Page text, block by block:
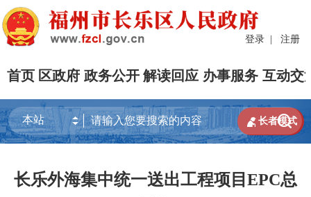
登录 | 注册
首页 区政府 政务公开 解读回应 办事服务 互动交

 长者模式
长乐外海集中统一送出工程项目EPC总